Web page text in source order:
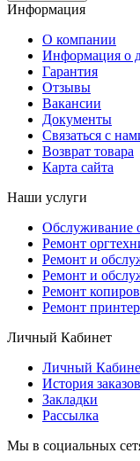
Информация
О компании
Информация о
Гарантия
Отзывы
Вакансии
Документы
Связаться с
Возврат товара
Карта сайта
Наши услуги
Обслуживание
Ремонт
Ремонт и
Ремонт и
Ремонт
Ремонт
Личный Кабинет
Личный
История заказов
Закладки
Рассылка
Мы в социальных